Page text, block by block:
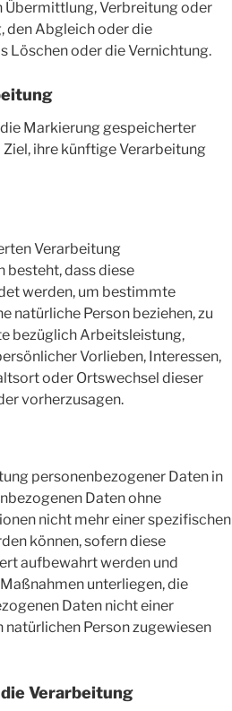
Übermittlung, Verbreitung oder
den Abgleich oder die
Löschen oder die Vernichtung.
Markierung gespeicherter
ihre künftige Verarbeitung
Verarbeitung
besteht, dass diese
werden, um bestimmte
natürliche Person beziehen, zu
bezüglich Arbeitsleistung,
Vorlieben, Interessen,
oder Ortswechsel dieser
vorherzusagen.
personenbezogener Daten in
Daten ohne
nicht mehr einer spezifischen
können, sofern diese
aufbewahrt werden und
unterliegen, die
Daten nicht einer
Person zugewiesen
Verarbeitung